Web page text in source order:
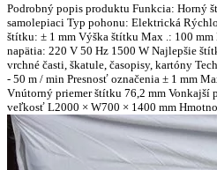
Podrobný popis produktu Funkcia: Horný
samolepiaci Typ pohonu: Elektrická
štítku: ± 1 mm Výška štítku Max .: 100
napätia: 220 V 50 Hz 1500 W Najlepšie
vrchné časti, škatule, časopisy, kartóny
- 50 m / min Presnosť označenia ± 1 mm
Vnútorný priemer štítku 76,2 mm Vonkajší
veľkosť L2000 × W700 × 1400 mm